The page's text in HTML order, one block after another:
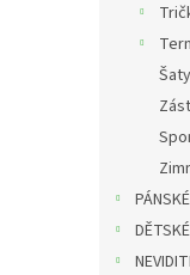
PÁNSKÉ
DĚTSKÉ